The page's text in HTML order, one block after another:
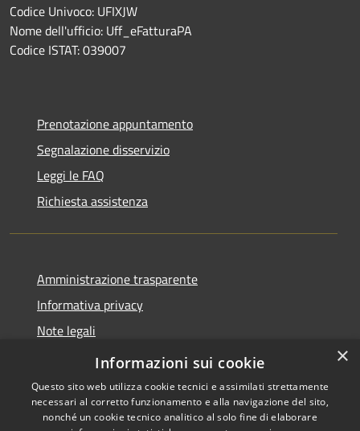
Codice Univoco: UFIXJW
Nome dell'ufficio: Uff_eFatturaPA
Codice ISTAT: 039007
Prenotazione appuntamento
Segnalazione disservizio
Leggi le FAQ
Richiesta assistenza
Amministrazione trasparente
Informativa privacy
Note legali
Dichiarazione di accessibilità
×
Informazioni sui cookie
Questo sito web utilizza cookie tecnici e assimilati strettamente
necessari al corretto funzionamento e alla navigazione del sito,
nonché un cookie tecnico analitico al solo fine di elaborare